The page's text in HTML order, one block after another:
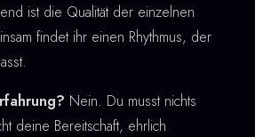
ist die Qualität der einzelnen
findet ihr einen Rhythmus, der
Nein. Du musst nichts
deine Bereitschaft, ehrlich